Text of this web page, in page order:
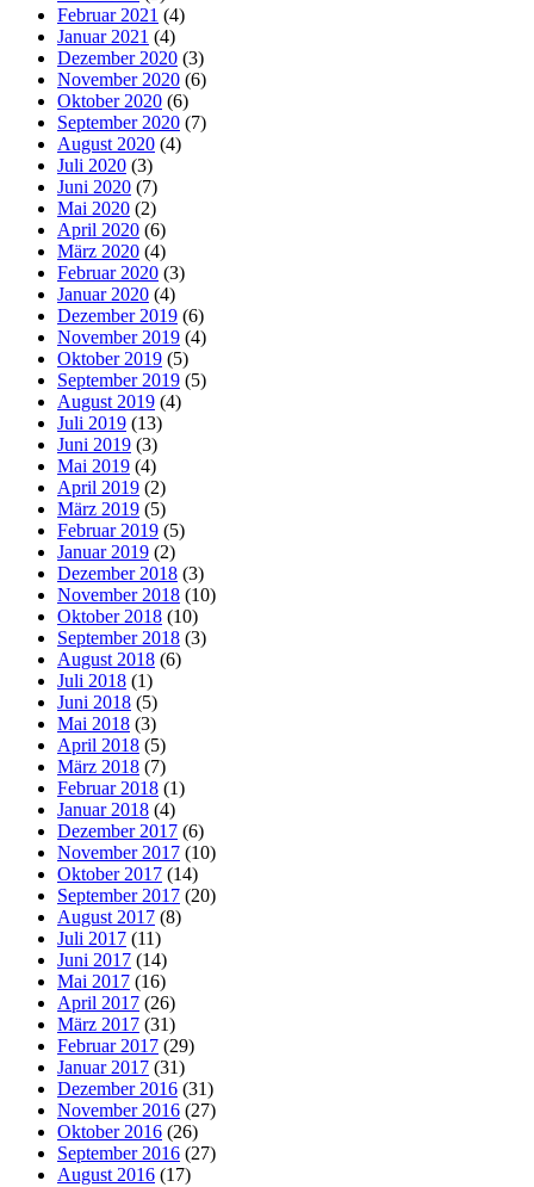
Februar 2021 (4)
Januar 2021 (4)
Dezember 2020 (3)
November 2020 (6)
Oktober 2020 (6)
September 2020 (7)
August 2020 (4)
Juli 2020 (3)
Juni 2020 (7)
Mai 2020 (2)
April 2020 (6)
März 2020 (4)
Februar 2020 (3)
Januar 2020 (4)
Dezember 2019 (6)
November 2019 (4)
Oktober 2019 (5)
September 2019 (5)
August 2019 (4)
Juli 2019 (13)
Juni 2019 (3)
Mai 2019 (4)
April 2019 (2)
März 2019 (5)
Februar 2019 (5)
Januar 2019 (2)
Dezember 2018 (3)
November 2018 (10)
Oktober 2018 (10)
September 2018 (3)
August 2018 (6)
Juli 2018 (1)
Juni 2018 (5)
Mai 2018 (3)
April 2018 (5)
März 2018 (7)
Februar 2018 (1)
Januar 2018 (4)
Dezember 2017 (6)
November 2017 (10)
Oktober 2017 (14)
September 2017 (20)
August 2017 (8)
Juli 2017 (11)
Juni 2017 (14)
Mai 2017 (16)
April 2017 (26)
März 2017 (31)
Februar 2017 (29)
Januar 2017 (31)
Dezember 2016 (31)
November 2016 (27)
Oktober 2016 (26)
September 2016 (27)
August 2016 (17)